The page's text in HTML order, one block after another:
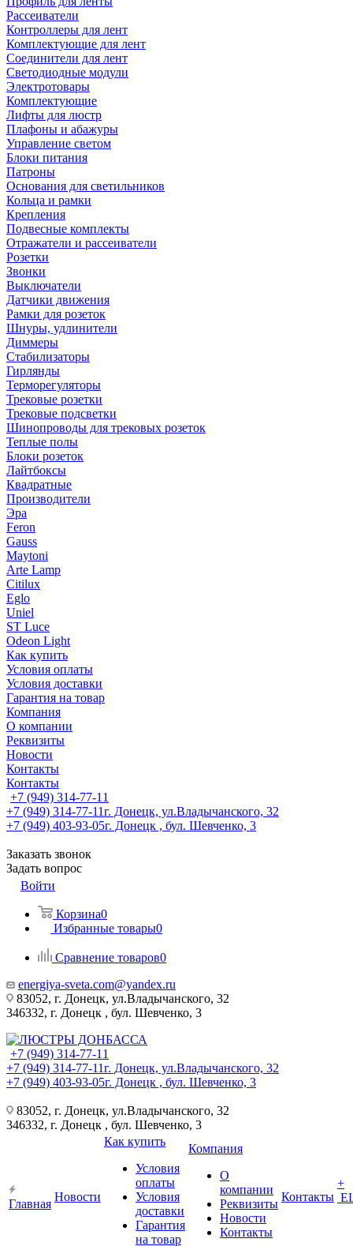
Рассеиватели
Контроллеры для лент
Комплектующие для лент
Соединители для лент
Светодиодные модули
Электротовары
Комплектующие
Лифты для люстр
Плафоны и абажуры
Управление светом
Блоки питания
Патроны
Основания для светильников
Кольца и рамки
Крепления
Подвесные комплекты
Отражатели и рассеиватели
Розетки
Звонки
Выключатели
Датчики движения
Рамки для розеток
Шнуры, удлинители
Диммеры
Стабилизаторы
Гирлянды
Терморегуляторы
Трековые розетки
Трековые подсветки
Шинопроводы для трековых розеток
Теплые полы
Блоки розеток
Лайтбоксы
Квадратные
Производители
Эра
Feron
Gauss
Maytoni
Arte Lamp
Citilux
Eglo
Uniel
ST Luce
Odeon Light
Как купить
Условия оплаты
Условия доставки
Гарантия на товар
Компания
О компании
Реквизиты
Новости
Контакты
Контакты
+7 (949) 314-77-11
+7 (949) 314-77-11г. Донецк, ул.Владычанского, 32
+7 (949) 403-93-05г. Донецк , бул. Шевченко, 3
Заказать звонок
Задать вопрос
Войти
Корзина0
Избранные товары0
Сравнение товаров0
energiya-sveta.com@yandex.ru
83052, г. Донецк, ул.Владычанского, 32
346332, г. Донецк , бул. Шевченко, 3
+7 (949) 314-77-11
+7 (949) 314-77-11г. Донецк, ул.Владычанского, 32
+7 (949) 403-93-05г. Донецк , бул. Шевченко, 3
83052, г. Донецк, ул.Владычанского, 32
346332, г. Донецк , бул. Шевченко, 3
Главная
Новости
Как купить
Условия
оплаты
Условия
доставки
Гарантия
на товар
Компания
О
компании
Реквизиты
Новости
Контакты
Контакты
+